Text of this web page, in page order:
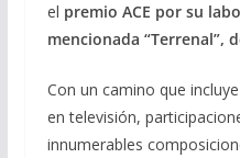
el premio ACE por su
mencionada “Terrenal”,
Con un camino que
en televisión,
innumerables